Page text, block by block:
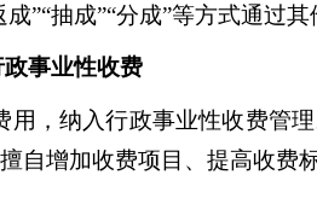
抽成”“分成”等方式通过
事业性收费
，纳入行政事业性收费管
自增加收费项目、提高收费标